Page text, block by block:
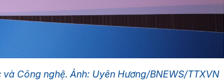
Công nghệ. Ảnh: Uyên Hương/BNEWS/TTXVN